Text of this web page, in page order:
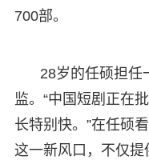
700部。
28岁的任硕担任
监。“中国短剧正在
长特别快。”在任硕
这一新风口，不仅提